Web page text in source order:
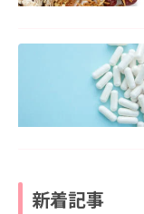
新着記事